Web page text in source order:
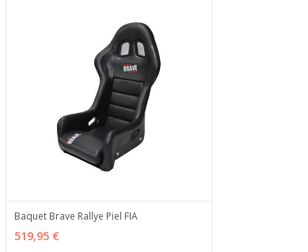
AÑADIR
Baquet Brave Rallye Piel FIA
519,95 €